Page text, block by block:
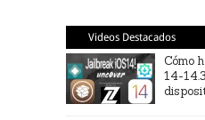
Videos Destacados
Cómo
14-